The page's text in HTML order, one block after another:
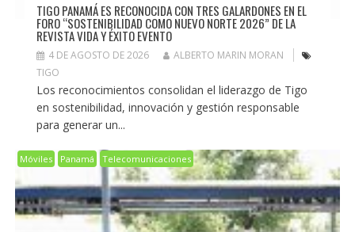
TIGO PANAMÁ ES RECONOCIDA CON TRES GALARDONES EN EL
FORO “SOSTENIBILIDAD COMO NUEVO NORTE 2026” DE LA
REVISTA VIDA Y ÉXITO EVENTO
4 DE AGOSTO DE 2026
ALBERTO MARIN MORAN
TIGO
Los reconocimientos consolidan el liderazgo de Tigo
en sostenibilidad, innovación y gestión responsable
para generar un...
Móviles Panamá Telecomunicaciones